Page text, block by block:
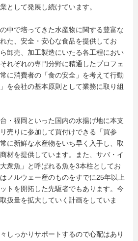
として発展し続けています。
中で培ってきた水産物に関する豊富な
た、安全・安心な食品を提供してお
卸売、加工製造にいたる各工程におい
れぞれの専門分野に精通したプロフェ
に消費者の「食の安全」を考えて行動
を会社の基本原則として業務に取り組
・福岡といった国内の水揚げ地に本支
売りに参加して買付けできる「買参
に新鮮な水産物をいち早く入手し、取
材を提供しています。また、サバ・イ
衆魚」と呼ばれる魚を3本柱としてお
ノルウェー産のものをすでに25年以上
トを開拓した先駆者でもあります。今
扱量を拡大していく計画をしていま
しっかりサポートするので心配はあり